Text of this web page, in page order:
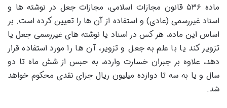
ماده ۵۳۶ قانون مجازات اسلامی، مجازات جعل در نوشته ها و
اسناد غیررسمی (عادی) و استفاده از آن ها را تعیین کرده است. بر
اساس این ماده، هر کس در اسناد یا نوشته های غیررسمی جعل یا
تزویر کند یا با علم به جعل و تزویر، آن ها را مورد استفاده قرار
دهد، علاوه بر جبران خسارت وارده، به حبس از شش ماه تا دو
سال و یا به سه تا دوازده میلیون ریال جزای نقدی محکوم خواهد
شد.